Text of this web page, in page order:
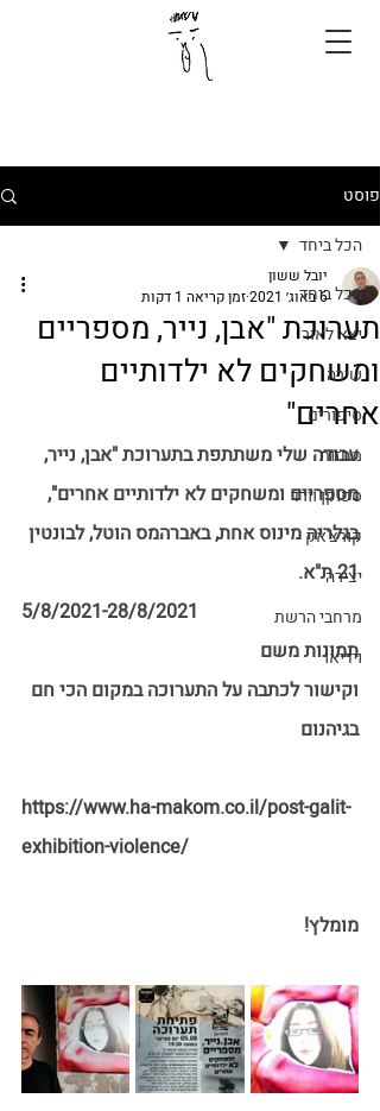
פוסט
הכל ביחד
יצא לאור
שירה
סיפורים
מחזות
ספוקן וורד
קורצ'אק
יצירה
מרחבי הרשת
וידיאו
הכל ביחד
תערוכת "אבן, נייר, מספריים
ומשחקים לא ילדותיים
אחרים"
יובל ששון
6 באוג׳ 2021
זמן קריאה 1 דקות
עבודה שלי משתתפת בתערוכת "אבן, נייר,
מספריים ומשחקים לא ילדותיים אחרים",
בגלריה מינוס אחת, באברהמס הוטל, לבונטין
21 ת"א.
5/8/2021-28/8/2021
תמונות משם
וקישור לכתבה על התערוכה במקום הכי חם
בגיהנום
https://www.ha-makom.co.il/post-galit-
exhibition-violence/
מומלץ!